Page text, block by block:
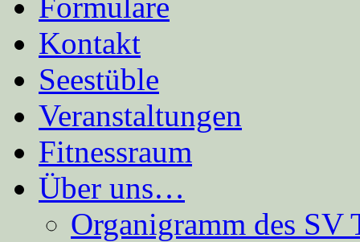
Kontakt
Seestüble
Veranstaltungen
Fitnessraum
Über uns…
Organigramm des SV